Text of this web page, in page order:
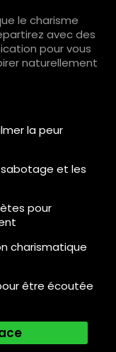
le charisme
avec des
pour vous
naturellement
la peur
et les
pour
charismatique
être écoutée